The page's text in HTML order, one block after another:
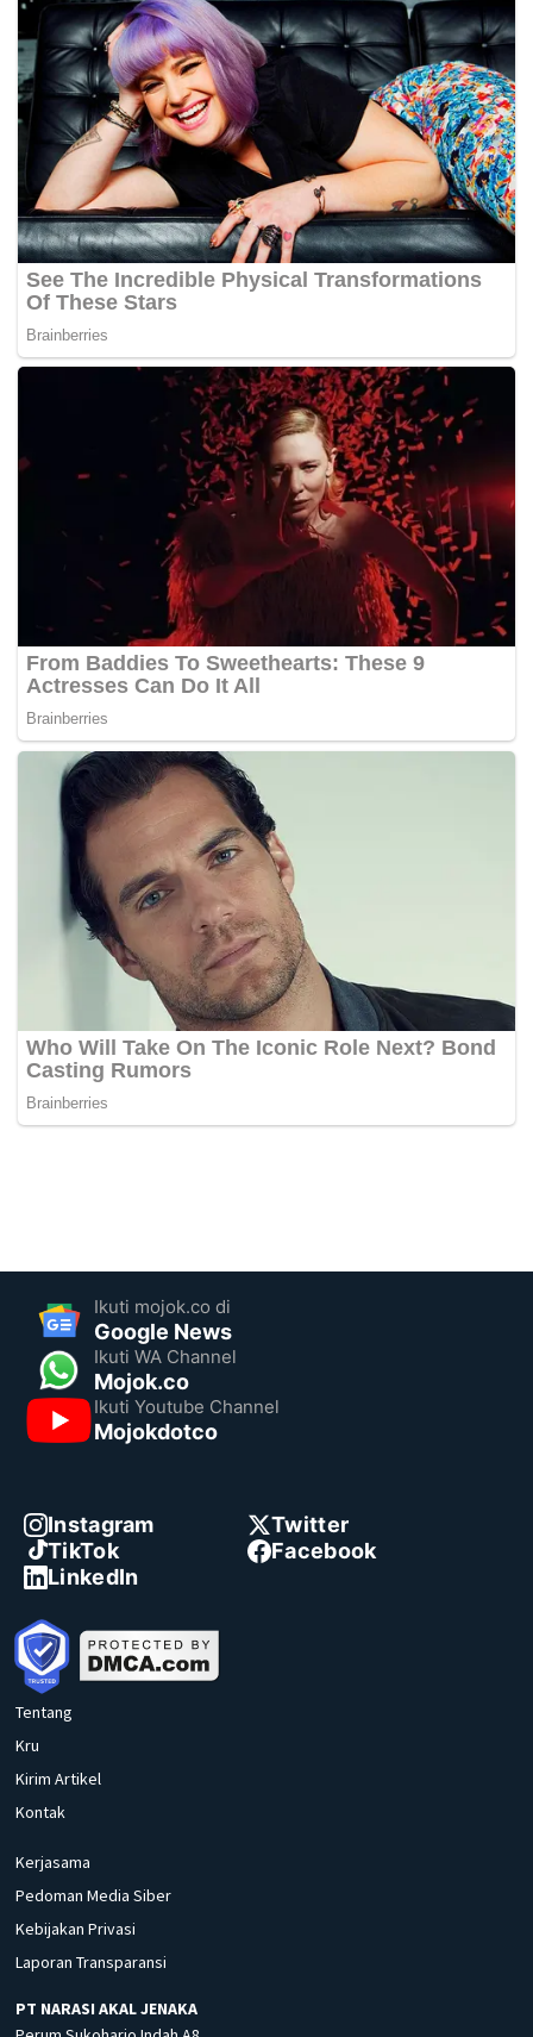
Ikuti mojok.co di
Google News
Ikuti WA Channel
Mojok.co
Ikuti Youtube Channel
Mojokdotco
Instagram
Twitter
TikTok
Facebook
LinkedIn
Tentang
Kru
Kirim Artikel
Kontak
Kerjasama
Pedoman Media Siber
Kebijakan Privasi
Laporan Transparansi
PT NARASI AKAL JENAKA